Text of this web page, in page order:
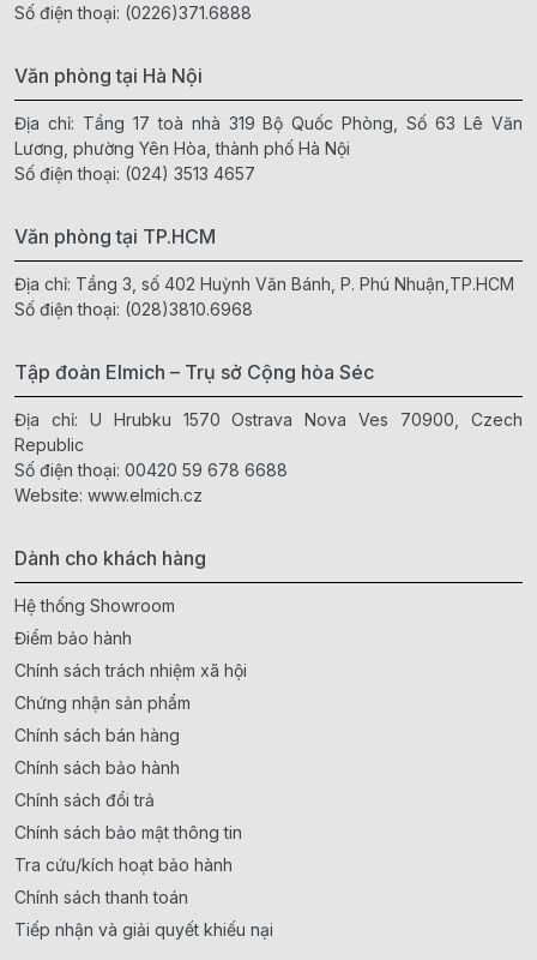
Số điện thoại: (0226)371.6888
Văn phòng tại Hà Nội
Địa chỉ: Tầng 17 toà nhà 319 Bộ Quốc Phòng, Số 63 Lê Văn
Lương, phường Yên Hòa, thành phố Hà Nội
Số điện thoại: (024) 3513 4657
Văn phòng tại TP.HCM
Địa chỉ: Tầng 3, số 402 Huỳnh Văn Bánh, P. Phú Nhuận,TP.HCM
Số điện thoại: (028)3810.6968
Tập đoàn Elmich – Trụ sở Cộng hòa Séc
Địa chỉ: U Hrubku 1570 Ostrava Nova Ves 70900, Czech
Republic
Số điện thoại: 00420 59 678 6688
Website: www.elmich.cz
Dành cho khách hàng
Hệ thống Showroom
Điểm bảo hành
Chính sách trách nhiệm xã hội
Chứng nhận sản phẩm
Chính sách bán hàng
Chính sách bảo hành
Chính sách đổi trả
Chính sách bảo mật thông tin
Tra cứu/kích hoạt bảo hành
Chính sách thanh toán
Tiếp nhận và giải quyết khiếu nại